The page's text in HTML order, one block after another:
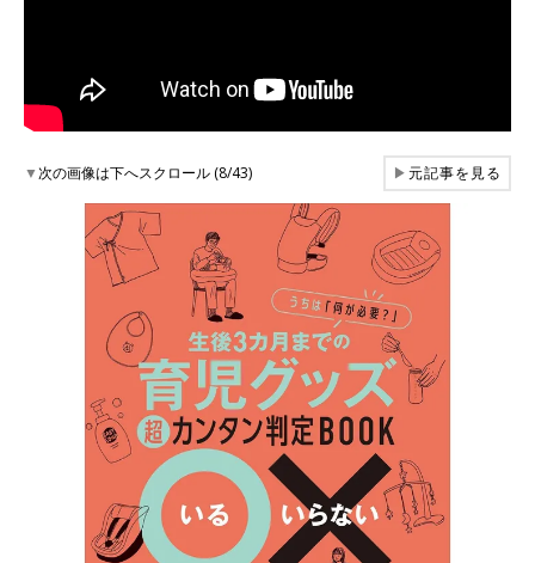
▼次の画像は下へスクロール (8/43) ▶元記事を見る